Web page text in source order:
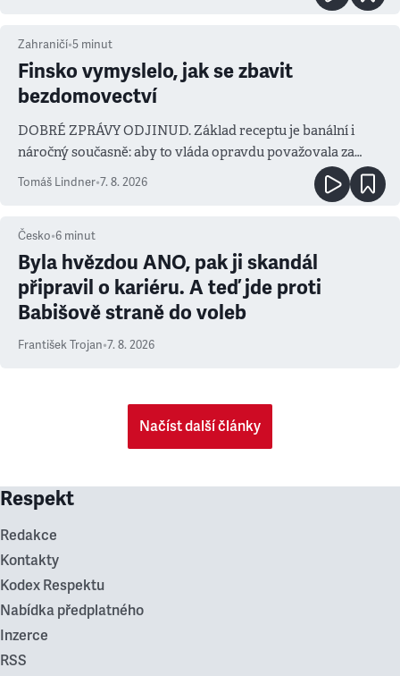
Zahraničí•5 minut
Finsko vymyslelo, jak se zbavit
bezdomovectví
DOBRÉ ZPRÁVY ODJINUD. Základ receptu je banální i
náročný současně: aby to vláda opravdu považovala za
prioritu
Tomáš Lindner•7. 8. 2026
Česko•6 minut
Byla hvězdou ANO, pak ji skandál
připravil o kariéru. A teď jde proti
Babišově straně do voleb
František Trojan•7. 8. 2026
Načíst další články
Respekt
Redakce
Kontakty
Kodex Respektu
Nabídka předplatného
Inzerce
RSS